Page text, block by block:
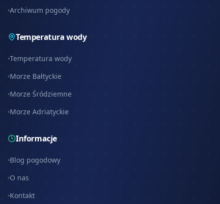
Archiwum pogody
Temperatura wody
Temperatura wody
Morze Bałtyckie
Morze Śródziemne
Morze Adriatyckie
Informacje
Blog pogodowy
O nas
Kontakt